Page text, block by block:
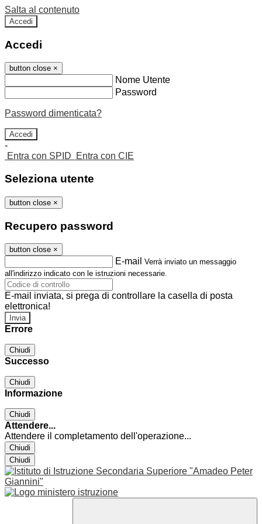
Salta al contenuto
Accedi
Accedi
button close ×
Nome Utente
Password
Password dimenticata?
-
Entra con SPID
Entra con CIE
Seleziona utente
button close ×
Recupero password
button close ×
E-mail Verrà inviato un messaggio
all'indirizzo indicato con le istruzioni necessarie.
E-mail inviata, si prega di controllare la casella di posta
elettronica!
Errore
Chiudi
Successo
Chiudi
Informazione
Chiudi
Attendere...
Attendere il completamento dell'operazione...
Chiudi
Chiudi